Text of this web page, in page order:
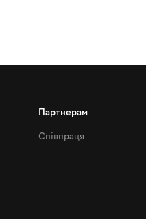
Партнерам
Співпраця